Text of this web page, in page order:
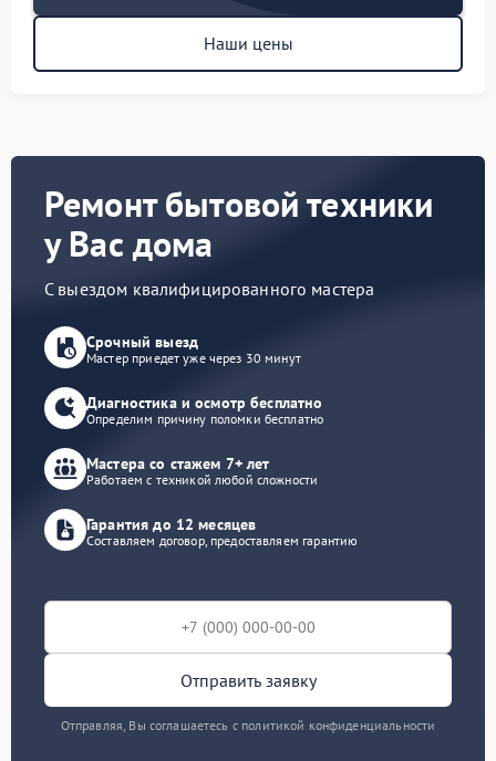
Наши цены
Ремонт бытовой техники
у Вас дома
С выездом квалифицированного мастера
Срочный выезд
Мастер приедет уже через 30 минут
Диагностика и осмотр бесплатно
Определим причину поломки бесплатно
Мастера со стажем 7+ лет
Работаем с техникой любой сложности
Гарантия до 12 месяцев
Составляем договор, предоставляем гарантию
Отправить заявку
Отправляя, Вы соглашаетесь с политикой конфиденциальности